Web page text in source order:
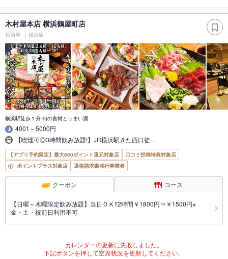
木村屋本店 横浜鶴屋町店
居酒屋 横浜駅
横浜駅徒歩１分 旬の食材とうまい酒
4001～5000円
【喫煙可◎3時間飲み放題!】JR横浜駅きた西口徒…
【アプリ予約限定】最大800ポイント還元対象店
口コミ投稿特典対象店
ポイントプラス対象店
適格請求書発行事業者
クーポン コース
【日曜～木曜限定飲み放題】当日ＯＫ!!2時間￥1800円⇒￥1500円※
金・土・祝前日利用不可
カレンダーの更新に失敗しました。
下記ボタンを押して空席状況を更新してください。